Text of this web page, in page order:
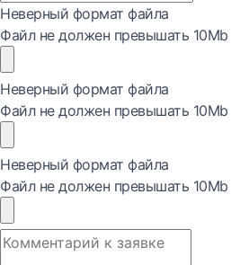
Неверный формат файла
Файл не должен превышать 10Mb
Неверный формат файла
Файл не должен превышать 10Mb
Неверный формат файла
Файл не должен превышать 10Mb